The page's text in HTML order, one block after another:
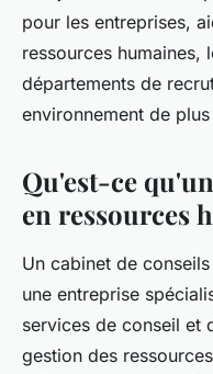
humaines
votre
marielle•16 avril 2024•3
pour les entreprises,
ressources humaines,
départements de
environnement de
Qu'est-ce
en ressources
Un cabinet de
une entreprise
services de conseil et
gestion des